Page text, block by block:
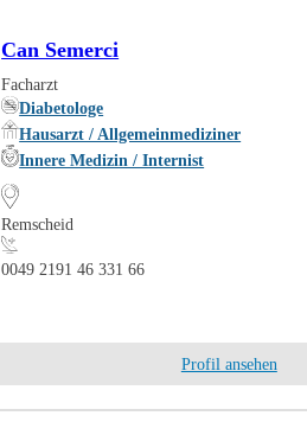
Can Semerci
Facharzt
Diabetologe
Hausarzt / Allgemeinmediziner
Innere Medizin / Internist
Remscheid
0049 2191 46 331 66
Profil ansehen